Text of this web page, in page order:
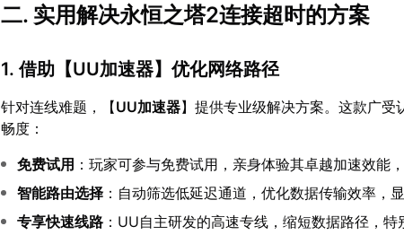
二. 实用解决永恒之塔2连接超时的方案
1. 借助【UU加速器】优化网络路径
针对连线难题，【UU加速器】提供专业级解决方案。这款广
畅度：
免费试用 ：玩家可参与免费试用，亲身体验其卓越加速效能
智能路由选择 ：自动筛选低延迟通道，优化数据传输效率，
专享快速线路 ：UU自主研发的高速专线，缩短数据路径，